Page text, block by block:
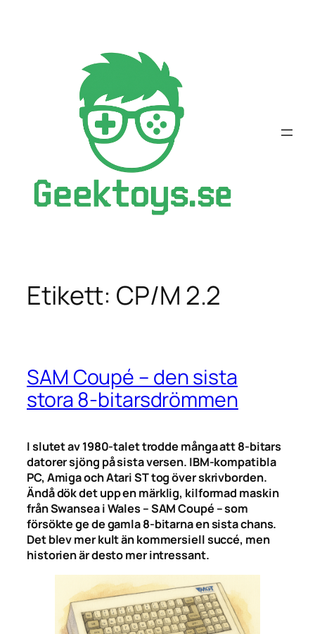
Etikett: CP/M 2.2
SAM Coupé – den sista
stora 8-bitarsdrömmen
I slutet av 1980-talet trodde många att 8-bitars
datorer sjöng på sista versen. IBM-kompatibla
PC, Amiga och Atari ST tog över skrivborden.
Ändå dök det upp en märklig, kilformad maskin
från Swansea i Wales – SAM Coupé – som
försökte ge de gamla 8-bitarna en sista chans.
Det blev mer kult än kommersiell succé, men
historien är desto mer intressant.